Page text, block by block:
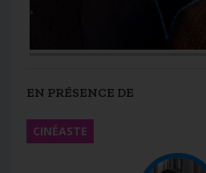
EN PRÉSENCE DE
CINÉASTE